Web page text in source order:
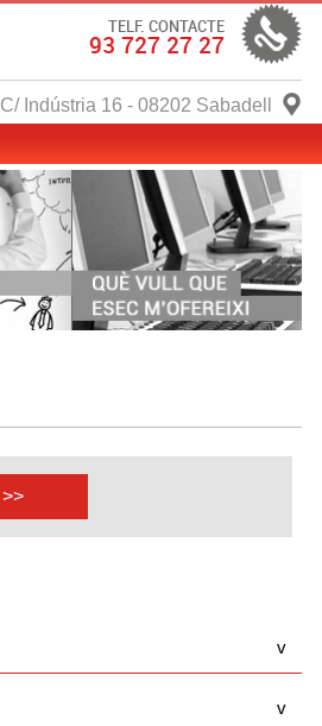
TELF. CONTACTE
93 727 27 27
C/ Indústria 16 - 08202 Sabadell